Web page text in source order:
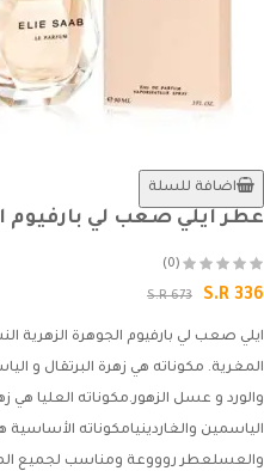
اضافة للسلة
عطر ايلي صعب لي بارفيوم او دو
(0)
S.R 336
S.R 673
ايلي صعب لي بارفيوم الجوهرة الزهرية
المغرية. مكوناته هي زهرة البرتقال و
والورد و عسل الزهور.مكوناته العليا هي
الياسمين والغاردينيامكوناته الأساسية
والعسلعطر روووعة ومناسب لجميع